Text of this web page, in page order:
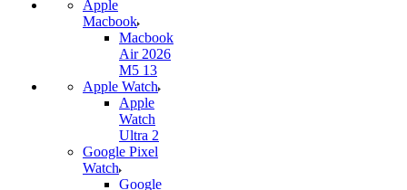
Apple
Macbook
Macbook
Air 2026
M5 13
Apple Watch
Apple
Watch
Ultra 2
Google Pixel
Watch
Google